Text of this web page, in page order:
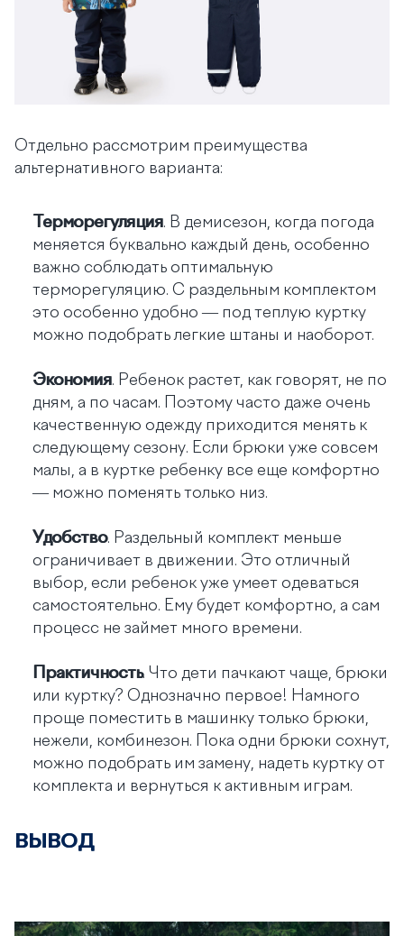
Отдельно рассмотрим преимущества
альтернативного варианта:
Терморегуляция. В демисезон, когда погода
меняется буквально каждый день, особенно
важно соблюдать оптимальную
терморегуляцию. С раздельным комплектом
это особенно удобно — под теплую куртку
можно подобрать легкие штаны и наоборот.
Экономия. Ребенок растет, как говорят, не по
дням, а по часам. Поэтому часто даже очень
качественную одежду приходится менять к
следующему сезону. Если брюки уже совсем
малы, а в куртке ребенку все еще комфортно
— можно поменять только низ.
Удобство. Раздельный комплект меньше
ограничивает в движении. Это отличный
выбор, если ребенок уже умеет одеваться
самостоятельно. Ему будет комфортно, а сам
процесс не займет много времени.
Практичность. Что дети пачкают чаще, брюки
или куртку? Однозначно первое! Намного
проще поместить в машинку только брюки,
нежели, комбинезон. Пока одни брюки сохнут,
можно подобрать им замену, надеть куртку от
комплекта и вернуться к активным играм.
ВЫВОД